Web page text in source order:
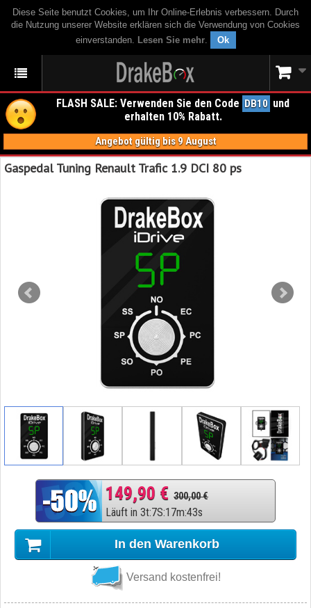
Diese Seite benutzt Cookies, um Ihr Online-Erlebnis verbessern. Durch
die Nutzung unserer Website erklären sich die Verwendung von Cookies
einverstanden. Lesen Sie mehr. Ok
FLASH SALE: Verwenden Sie den Code DB10 und
erhalten 10% Rabatt.
Angebot gültig bis 9 August
Gaspedal Tuning Renault Trafic 1.9 DCI 80 ps
149,90 € 300,00 €
Läuft in 3t:7S:17m:42s
In den Warenkorb
Versand kostenfrei!